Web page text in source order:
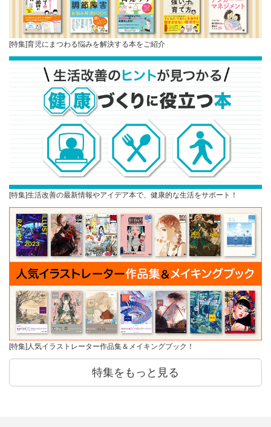
[特集]育児にまつわる悩みを解決する本をご紹介
[特集]生活改善の最新情報やアイデア本で、健康的な生活をサポート！
[特集]人気イラストレーター作品集＆メイキングブック！
特集をもっと見る